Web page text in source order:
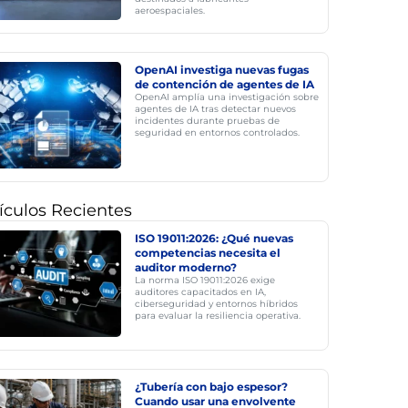
aeroespaciales.
OpenAI investiga nuevas fugas
de contención de agentes de IA
OpenAI amplía una investigación sobre
agentes de IA tras detectar nuevos
incidentes durante pruebas de
seguridad en entornos controlados.
Recientes
ISO 19011:2026: ¿Qué nuevas
competencias necesita el
auditor moderno?
La norma ISO 19011:2026 exige
auditores capacitados en IA,
ciberseguridad y entornos híbridos
para evaluar la resiliencia operativa.
¿Tubería con bajo espesor?
Cuando usar una envolvente